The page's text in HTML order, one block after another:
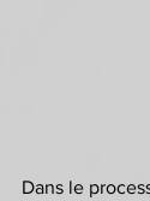
Dans le